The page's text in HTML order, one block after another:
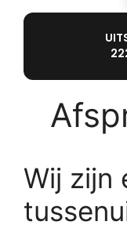
Wij zijn